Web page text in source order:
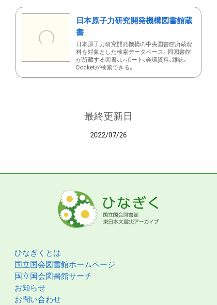
日本原子力研究開発機構図書館蔵
書
日本原子力研究開発機構の中央図書館所蔵資
料を対象とした検索データベース。同図書館
が所蔵する図書、レポート、会議資料、雑誌、
Docketが検索できる。
最終更新日
2022/07/26
ひなぎくとは
国立国会図書館ホームページ
国立国会図書館サーチ
お知らせ
お問い合わせ